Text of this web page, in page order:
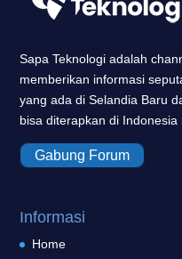
Sapa Teknologi adalah
memberikan informasi
yang ada di Selandia Baru
bisa diterapkan di Indonesia
Gabung Forum
Informasi
Home